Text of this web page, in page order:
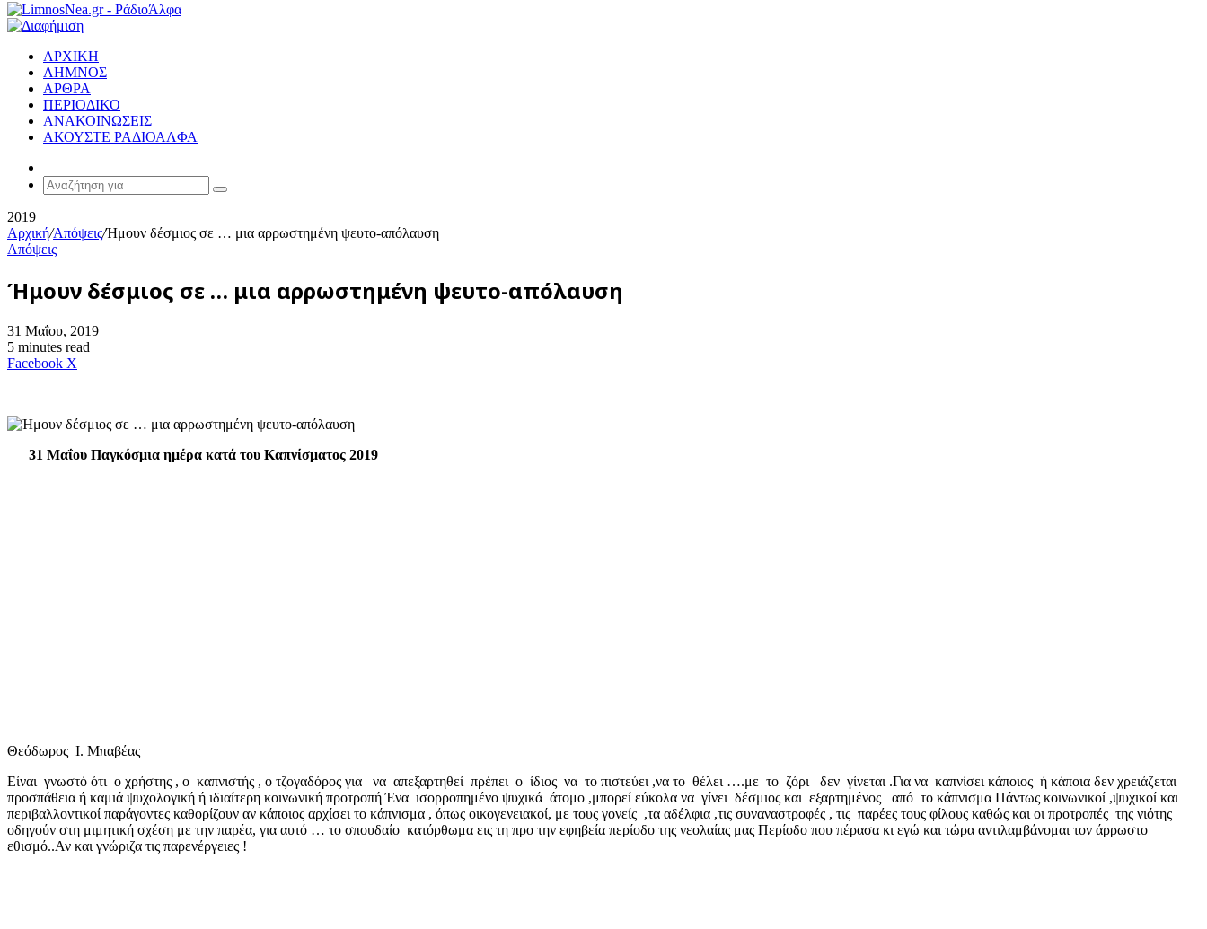
ΑΡΧΙΚΗ
ΛΗΜΝΟΣ
ΑΡΘΡΑ
ΠΕΡΙΟΔΙΚΟ
ΑΝΑΚΟΙΝΩΣΕΙΣ
ΑΚΟΥΣΤΕ ΡΑΔΙΟΑΛΦΑ
Article
Αναζήτηση
2019
Αρχική/Απόψεις/Ήμουν δέσμιος σε … μια αρρωστημένη ψευτο-απόλαυση
Απόψεις
Ήμουν δέσμιος σε … μια αρρωστημένη ψευτο-απόλαυση
31 Μαΐου, 2019
5 minutes read
Facebook X
31 Μαΐου Παγκόσμια ημέρα κατά του Καπνίσματος 2019
Θεόδωρος Ι. Μπαβέας
Είναι γνωστό ότι ο χρήστης , ο καπνιστής , ο τζογαδόρος για να απεξαρτηθεί πρέπει ο ίδιος να το πιστεύει ,να το θέλει ….με το ζόρι δεν γίνεται .Για να καπνίσει κάποιος ή κάποια δεν χρειάζεται
προσπάθεια ή καμιά ψυχολογική ή ιδιαίτερη κοινωνική προτροπή Ένα ισορροπημένο ψυχικά άτομο ,μπορεί εύκολα να γίνει δέσμιος και εξαρτημένος από το κάπνισμα Πάντως κοινωνικοί ,ψυχικοί και
περιβαλλοντικοί παράγοντες καθορίζουν αν κάποιος αρχίσει το κάπνισμα , όπως οικογενειακοί, με τους γονείς ,τα αδέλφια ,τις συναναστροφές , τις παρέες τους φίλους καθώς και οι προτροπές της νιότης
οδηγούν στη μιμητική σχέση με την παρέα, για αυτό … το σπουδαίο κατόρθωμα εις τη προ την εφηβεία περίοδο της νεολαίας μας Περίοδο που πέρασα κι εγώ και τώρα αντιλαμβάνομαι τον άρρωστο
εθισμό..Αν και γνώριζα τις παρενέργειες !